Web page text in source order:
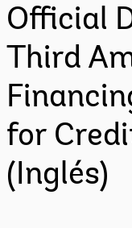
Official
Third
for
(Inglés)